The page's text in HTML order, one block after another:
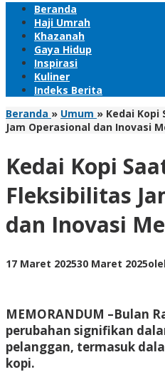
Beranda
Haji Umrah
Khazanah
Gaya Hidup
Inspirasi
Kuliner
Indeks Berita
Beranda » Umum » Kedai Kopi
Jam Operasional dan Inovasi
Kedai Kopi
Fleksibilitas
dan Inovasi
17 Maret 202530 Maret 2025
MEMORANDUM –Bulan
perubahan signifikan
pelanggan, termasuk
kopi.